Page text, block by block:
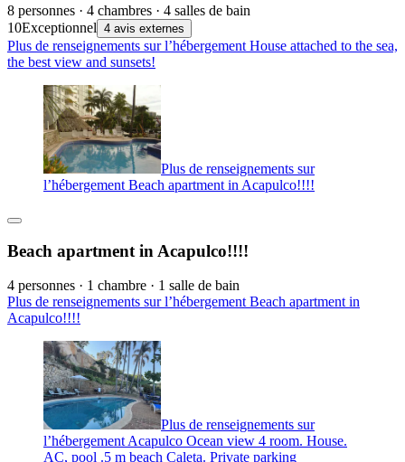
8 personnes · 4 chambres · 4 salles de bain
10Exceptionnel 4 avis externes
Plus de renseignements sur l’hébergement House attached to the sea,
the best view and sunsets!
Plus de renseignements sur
l’hébergement Beach apartment in Acapulco!!!!
Beach apartment in Acapulco!!!!
4 personnes · 1 chambre · 1 salle de bain
Plus de renseignements sur l’hébergement Beach apartment in
Acapulco!!!!
Plus de renseignements sur
l’hébergement Acapulco Ocean view 4 room. House.
AC, pool .5 m beach Caleta. Private parking